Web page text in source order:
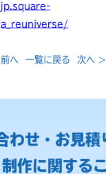
へ 一覧に戻る 次へ >
わせ・お見積
作に関する